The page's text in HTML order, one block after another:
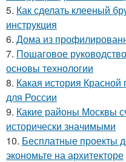
5. Как сделать клееный
инструкция
6. Дома из
7. Пошаговое
основы технологии
8. Какая история
для России
9. Какие районы Москвы
исторически значимыми
10. Бесплатные проекты
экономьте на архитекторе